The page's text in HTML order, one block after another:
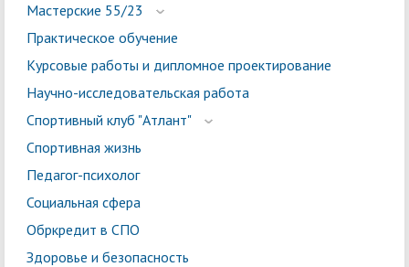
Мастерские 55/23
Практическое обучение
Курсовые работы и дипломное проектирование
Научно-исследовательская работа
Спортивный клуб "Атлант"
Спортивная жизнь
Педагог-психолог
Социальная сфера
Обркредит в СПО
Здоровье и безопасность